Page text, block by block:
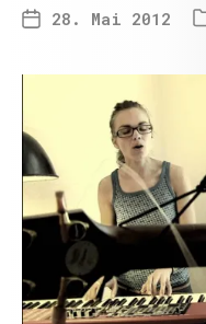
28. Mai 2012